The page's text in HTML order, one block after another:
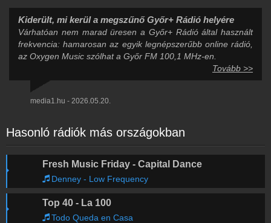
Kiderült, mi kerül a megszűnő Győr+ Rádió helyére
Várhatóan nem marad üresen a Győr+ Rádió által használt
frekvencia: hamarosan az egyik legnépszerűbb online rádió,
az Oxygen Music szólhat a Győr FM 100,1 MHz-en.
Tovább >>
media1.hu - 2026.05.20.
Hasonló rádiók más országokban
Fresh Music Friday - Capital Dance
Denney - Low Frequency
Top 40 - La 100
Todo Queda en Casa